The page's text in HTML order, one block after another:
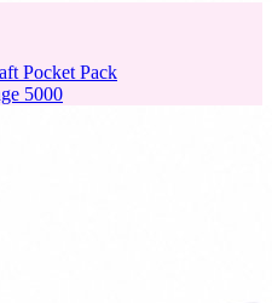
Pocket Pack
5000